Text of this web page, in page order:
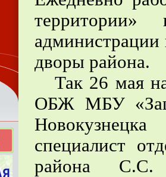
дворы района.
Так 26 мая
ОБЖ МБУ
специалист
района С.С.